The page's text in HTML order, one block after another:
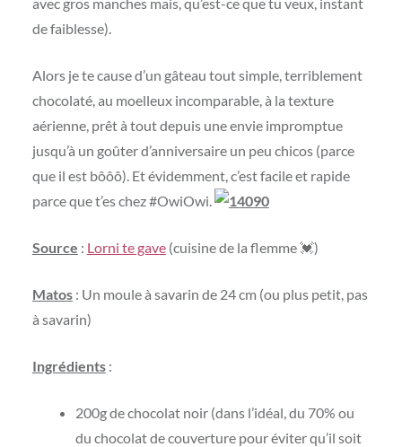
de faiblesse).
Alors je te cause d’un gâteau tout simple, terriblement
chocolaté, au moelleux incomparable, à la texture
aérienne, prêt à tout depuis une envie impromptue
jusqu’à un goûter d’anniversaire un peu chicos (parce
que il est bôôô). Et évidemment, c’est facile et rapide
parce que t’es chez #OwiOwi.
Source : Lorni te gave(cuisine de la flemme 💓)
Matos: Un moule à savarin de 24 cm (ou plus petit, pas
à savarin)
Ingrédients:
200g de chocolat noir (dans l’idéal, du 70% ou
du chocolat de couverture pour éviter qu’il soit